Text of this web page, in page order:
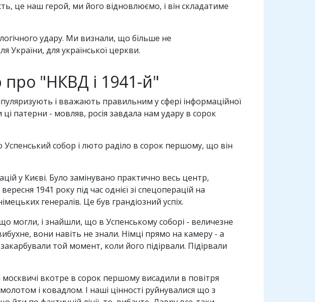
це наш герой, ми його відновлюємо, і він складатиме
удару. Ми визнали, що більше не
України, для української церкви.
"НКВД і 1941-й"
і вважають правильним у сфері інформаційної
патерни - мовляв, росія завдала нам удару в сорок
собор і люто раділо в сорок першому, що він
у Києві. Було замінувано практично весь центр,
1941 року під час однієї зі спецоперацій на
генералів. Це був грандіозний успіх.
могли, і знайшли, що в Успенському соборі - величезне
вони навіть не знали. Німці прямо на камеру - а
той момент, коли його підірвали. Підірвали
вкотре в сорок першому висадили в повітря
і ковадлом. І наші цінності руйнувалися що з